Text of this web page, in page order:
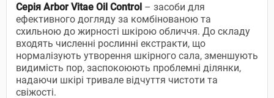
Серія Arbor Vitae Oil Control – засоби для
ефективного догляду за комбінованою та
схильною до жирності шкірою обличчя. До складу
входять численні рослинні екстракти, що
нормалізують утворення шкірного сала, зменшують
видимість пор, заспокоюють проблемні ділянки,
надаючи шкірі тривале відчуття чистоти та
свіжості.